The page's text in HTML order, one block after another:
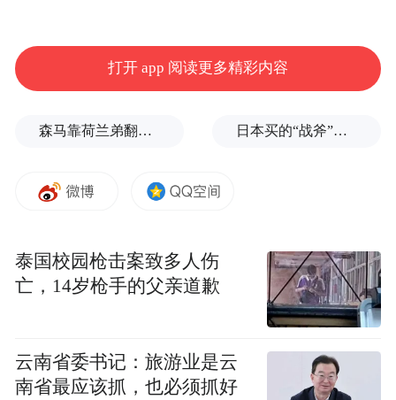
据了解，存量重资产项目特许经营期大多在
陆续会有项目特许经营期到期。首创环保回
创拟利用应收账款抵扣转特许经营期延长措
施，或借助城市更新、厂网一体化等政策契
机，积极参与相关项目，以此延长对优质项
机构还询问首创环保上半年化债工作进展情
打开 app 阅读更多精彩内容
森马靠荷兰弟翻红，美特斯邦威和以纯你们睡得着吗？ 日本买的“战斧”导弹，到底谁来掌控？
泰国校园枪击案致多人伤
亡，14岁枪手的父亲道歉
云南省委书记：旅游业是云
南省最应该抓，也必须抓好